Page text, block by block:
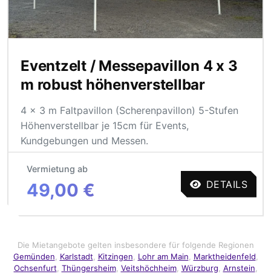
Eventzelt / Messepavillon 4 x 3
m robust höhenverstellbar
4 x 3 m Faltpavillon (Scherenpavillon) 5-Stufen
Höhenverstellbar je 15cm für Events,
Kundgebungen und Messen.
Vermietung ab
49,00 € DETAILS
Die Mietangebote gelten insbesondere für folgende Regionen
Gemünden
Karlstadt Kitzingen Lohr am Main Marktheidenfeld
Ochsenfurt Thüngersheim, Veitshöchheim, Würzburg Arnstein